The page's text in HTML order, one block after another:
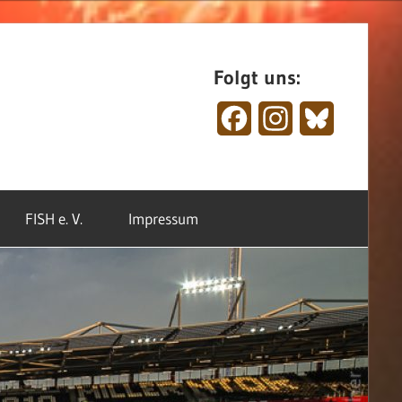
Folgt uns:
FacebookInstagram
FISH e. V. Impressum